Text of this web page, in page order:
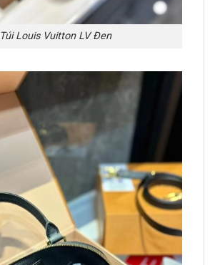
Túi Louis Vuitton LV Đen